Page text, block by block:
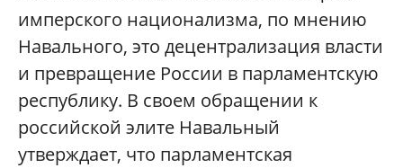
имперского национализма, по мнению
Навального, это децентрализация власти
и превращение России в парламентскую
республику. В своем обращении к
российской элите Навальный
утверждает, что парламентская